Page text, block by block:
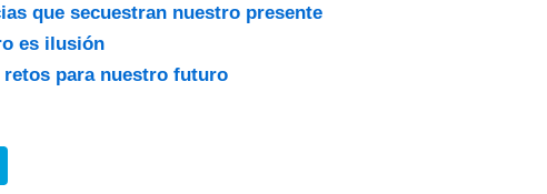
que secuestran nuestro presente
es ilusión
retos para nuestro futuro